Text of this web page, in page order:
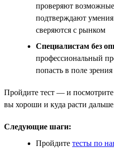
проверяют
подтверждают
сверяются с рынком
Специалистам без
профессиональный
попасть в поле зрения
Пройдите тест — и
вы хороши и куда расти
Следующие шаги:
Пройдите тесты по